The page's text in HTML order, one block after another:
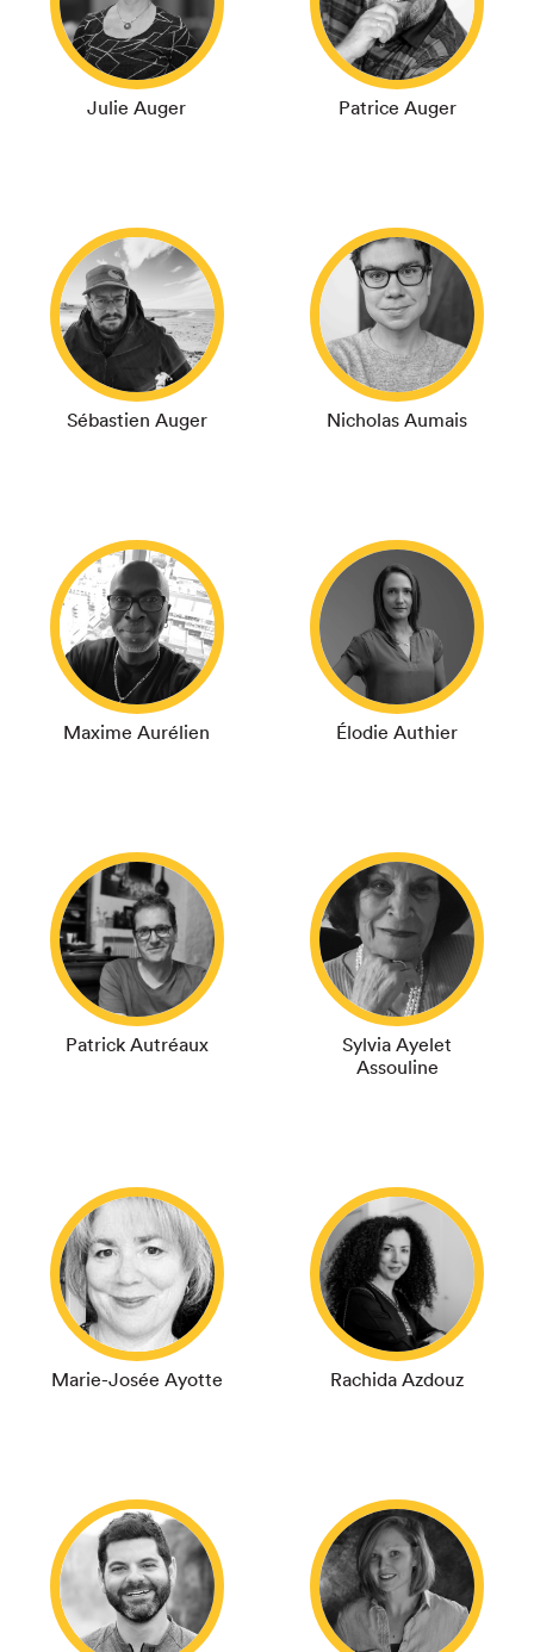
Julie Auger Patrice Auger
Sébastien Auger Nicholas Aumais
Maxime Aurélien Élodie Authier
Patrick Autréaux
Sylvia Ayelet
Assouline
Marie-Josée Ayotte Rachida Azdouz